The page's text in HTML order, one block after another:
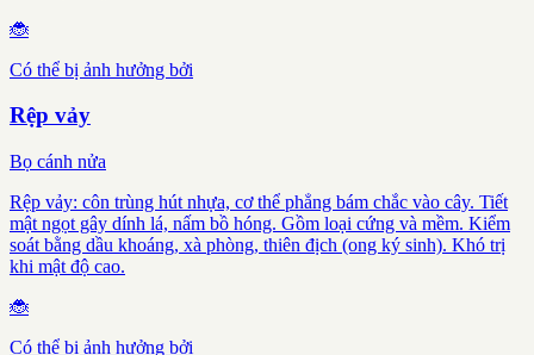
🐞
Có thể bị ảnh hưởng bởi
Rệp vảy
Bọ cánh nửa
Rệp vảy: côn trùng hút nhựa, cơ thể phẳng bám chắc vào cây. Tiết
mật ngọt gây dính lá, nấm bồ hóng. Gồm loại cứng và mềm. Kiểm
soát bằng dầu khoáng, xà phòng, thiên địch (ong ký sinh). Khó trị
khi mật độ cao.
🐞
Có thể bị ảnh hưởng bởi